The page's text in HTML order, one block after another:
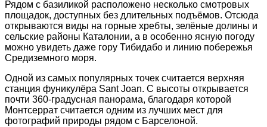
Рядом с базиликой расположено несколько смотровых
площадок, доступных без длительных подъёмов. Отсюда
открываются виды на горные хребты, зелёные долины и
сельские районы Каталонии, а в особенно ясную погоду
можно увидеть даже гору Тибидабо и линию побережья
Средиземного моря.
Одной из самых популярных точек считается верхняя
станция фуникулёра Sant Joan. С высоты открывается
почти 360-градусная панорама, благодаря которой
Монтсеррат считается одним из лучших мест для
фотографий природы рядом с Барселоной.